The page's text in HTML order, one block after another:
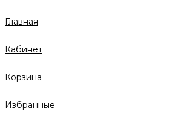
Главная
Кабинет
Корзина
Избранные